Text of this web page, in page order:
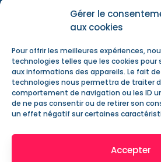
Gérer le
aux cookies
Pour offrir les meilleures expériences,
technologies telles que les cookies
aux informations des appareils. Le fait
technologies nous permettra de traiter
comportement de navigation ou les ID
de ne pas consentir ou de retirer son
un effet négatif sur certaines
Accepter
Du mardi au vendredi :
9h - 12h / 14h- 18h
d'échanges, information jeunesse
Nous contacter
Actualités
Mentions Légales